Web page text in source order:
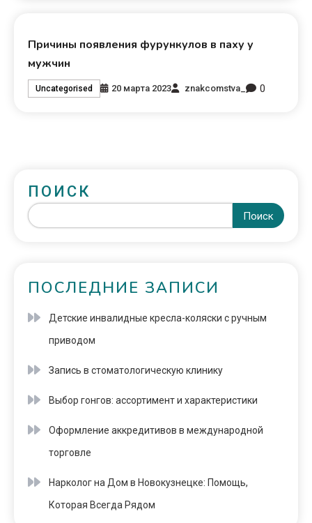
Причины появления фурункулов в паху у
мужчин
Uncategorised 20 марта 2023 znakcomstva_ 0
ПОИСК
Поиск
ПОСЛЕДНИЕ ЗАПИСИ
Детские инвалидные кресла-коляски с ручным
приводом
Запись в стоматологическую клинику
Выбор гонгов: ассортимент и характеристики
Оформление аккредитивов в международной
торговле
Нарколог на Дом в Новокузнецке: Помощь,
Которая Всегда Рядом